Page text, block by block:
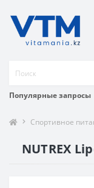
Популярные запросы
Спортивное
NUTREX